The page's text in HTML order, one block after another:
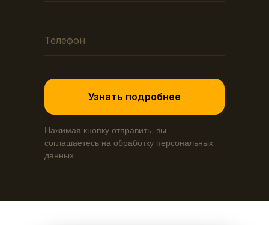
Узнать подробнее
Нажимая кнопку отправить, вы
соглашаетесь на обработку персональных
данных